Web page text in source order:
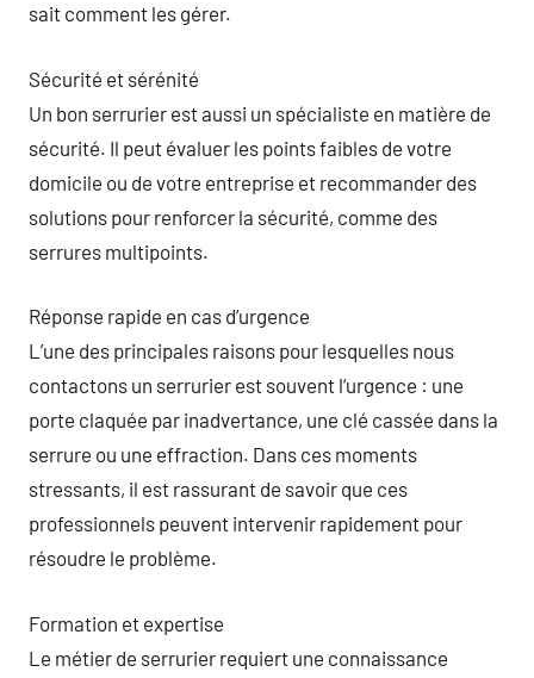
sait comment les gérer.
Sécurité et sérénité
Un bon serrurier est aussi un spécialiste en matière de
sécurité. Il peut évaluer les points faibles de votre
domicile ou de votre entreprise et recommander des
solutions pour renforcer la sécurité, comme des
serrures multipoints.
Réponse rapide en cas d’urgence
L’une des principales raisons pour lesquelles nous
contactons un serrurier est souvent l’urgence : une
porte claquée par inadvertance, une clé cassée dans la
serrure ou une effraction. Dans ces moments
stressants, il est rassurant de savoir que ces
professionnels peuvent intervenir rapidement pour
résoudre le problème.
Formation et expertise
Le métier de serrurier requiert une connaissance